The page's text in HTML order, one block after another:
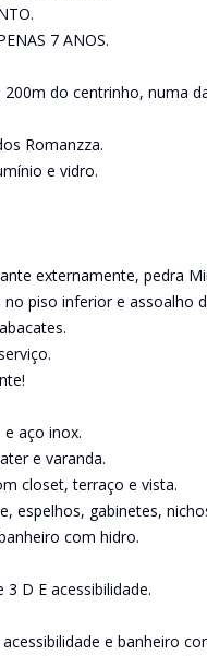
7 ANOS.
200m do centrinho, numa
Romanzza.
e vidro.
externamente, pedra
piso inferior e assoalho
aço inox.
e varanda.
closet, terraço e vista.
espelhos, gabinetes,
com hidro.
D E acessibilidade.
e banheiro